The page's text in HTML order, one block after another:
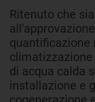
Ritenuto che
quantificazione
di acqua calda
installazione e